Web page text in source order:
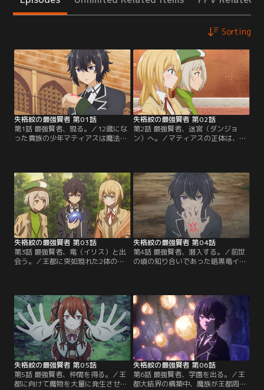
Sorting
失格紋の最強賢者 第01話
第1話 最強賢者、現る。／12歳にな
った貴族の少年マティアスは魔法を
けに来た少女ルリイとアルマのため
に常識離れの付与魔術を披露し、試
験本番では圧倒的な力を見せつけ
る。「失格紋」の持ち主でありなが
らここまでの実力を発揮する彼の正
体は……。【提供：バンダイチャン
ネル】
失格紋の最強賢者 第02話
第2話 最強賢者、迷宮（ダンジョ
ン）へ。／マティアスの正体は、数
勝利。しかも彼が倒した生徒の正体
は前世で滅ぼしたはずの魔族だっ
た。これをきっかけに動き出した魔
族たち。マティアスは来るべき魔族
たちの戦いに備え、ルリイとアルマ
を連れて迷宮の探索へ向かう。【提
供：バンダイチャンネル】
失格紋の最強賢者 第03話
第3話 最強賢者、竜（イリス）と出
会う。／王都に突如現れた2体の魔
魔族に対して魔力量で劣るマティア
スに、実戦経験は足りないルリイと
アルマ。圧倒的不利に見える戦い
で、マティアスが元賢者としての真
価を発揮する！そしてさらに新たな
る規格外の仲間が……。【提供：バ
ンダイチャンネル】
失格紋の最強賢者 第04話
第4話 最強賢者、潜入する。／前世
の頃の知り合いであった暗黒竜イリ
惑する魔族たちだったが、彼らはこ
の戦いの前にある壮大な策を用意し
ていた……。そして王都に戻ろうと
するマティアスはイリスに対してと
んでもない提案を言う。【提供：バ
ンダイチャンネル】
失格紋の最強賢者 第05話
第5話 最強賢者、仲間を得る。／王
都に向けて魔物を大量に発生させて
失格紋の最強賢者 第06話
第6話 最強賢者、学園を出る。／王
都大結界の構築中、魔族が王都周辺